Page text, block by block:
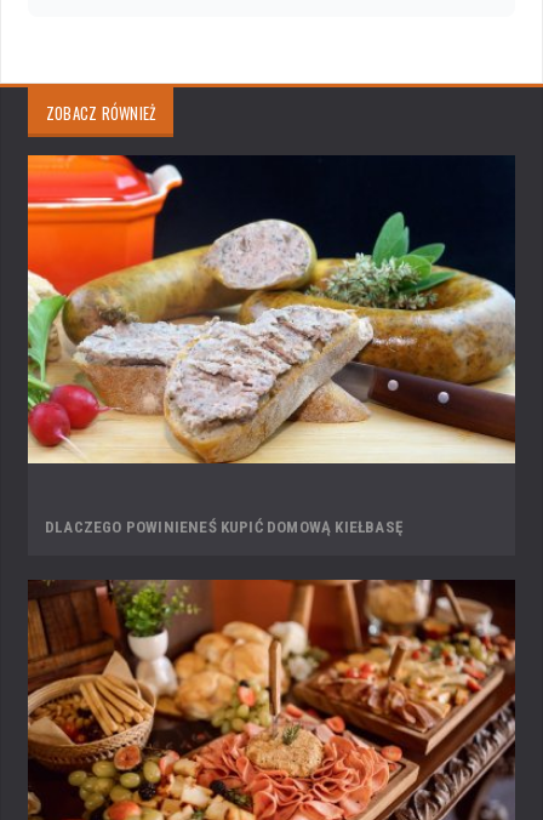
ZOBACZ RÓWNIEŻ
DLACZEGO POWINIENEŚ KUPIĆ DOMOWĄ KIEŁBASĘ